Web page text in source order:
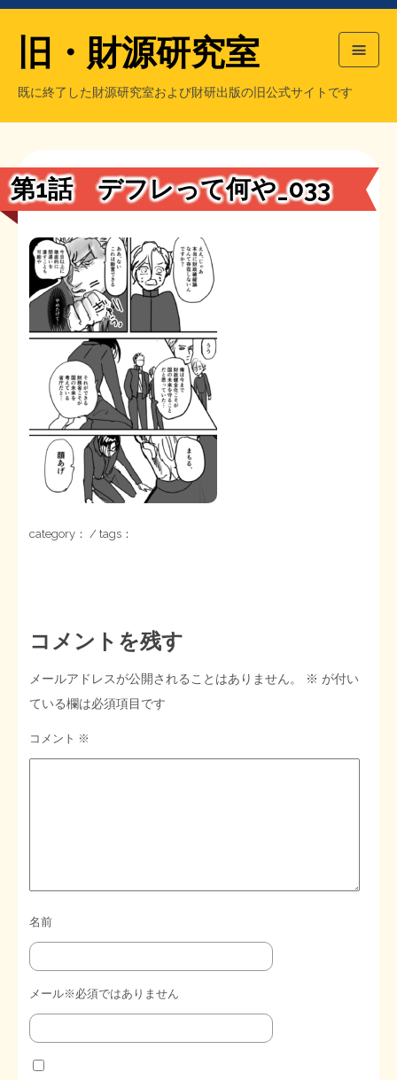
【国の、本当の】財源チラシ／旧・財源研究室
シン財源はあなたです／合同誌／旧・サブカル分室
日本経済を解説するヤンキー／MIHANAマンガ／旧・財研出版
もっと知りたい方へ
マネクリ戦士 RED & BLACK
MMTの学習資料
STOPインボイス作品集
たかの経世済民イラスト集
旧・財源研究室
既に終了した財源研究室および財研出版の旧公式サイトです
旧・財源研究室について
チラシ発行部数
会計報告
旧・財研出版について
会計報告
第1話 デフレって何や_033
category： / tags：
コメントを残す
メールアドレスが公開されることはありません。 ※ が付い
ている欄は必須項目です
コメント ※
名前
メール※必須ではありません